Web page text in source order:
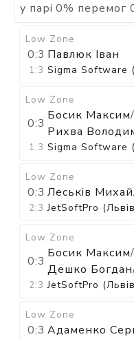
у парі 0% перемог
Low Zone
0:3 Павлюк Іван
1:3 Sigma Software
Low Zone
0:3
Босик Максим/
Рихва
1:3 Sigma Software
Low Zone
0:3 Леськів
2:3 JetSoftPro
Low Zone
0:3
Босик Максим/
Дешко Богдан
2:3 JetSoftPro
Low Zone
0:3 Адаменко